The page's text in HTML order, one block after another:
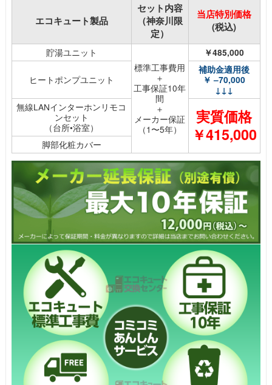
エコキュート製品
セット内容
（神奈川限
定）
当店特別価格
(税込)
貯湯ユニット
標準工事費用
＋
工事保証10年
間
＋
メーカー保証
（1〜5年）
￥485,000
ヒートポンプユニット
補助金適用後
￥ –70,000
↓↓↓
無線LANインターホンリモコ
ンセット
（台所•浴室）
実質価格
￥415,000
脚部化粧カバー